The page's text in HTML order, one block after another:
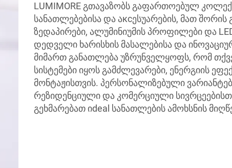
LUMIMORE გთავაზობს გაფართოებულ
სანათლებებისა და აксესუარების, მათ
ზედაპირები, ალუმინიუმის პროფილები და
დედველი ხარისხის მასალებისა და
მიმართ განათლება უზრუნველყოფს, რომ
სისტემები იყოს გამძლევარები, ენერგიის
მონტაჟისთვის. პერსონალიზებული
რეზიდენციული და კომერციული
გეხმარებათ იdeal სანათლების ამოხსნის